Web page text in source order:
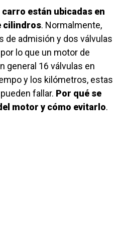
están ubicadas en
cilindros. Normalmente,
de admisión y dos válvulas
lo que un motor de
general 16 válvulas en
y los kilómetros, estas
fallar. Por qué se
motor y cómo evitarlo.